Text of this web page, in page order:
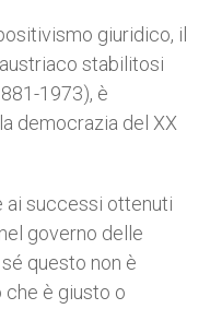
giuridico, il
stabilitosi
1973), è
democrazia del XX
ai successi ottenuti
governo delle
questo non è
è giusto o